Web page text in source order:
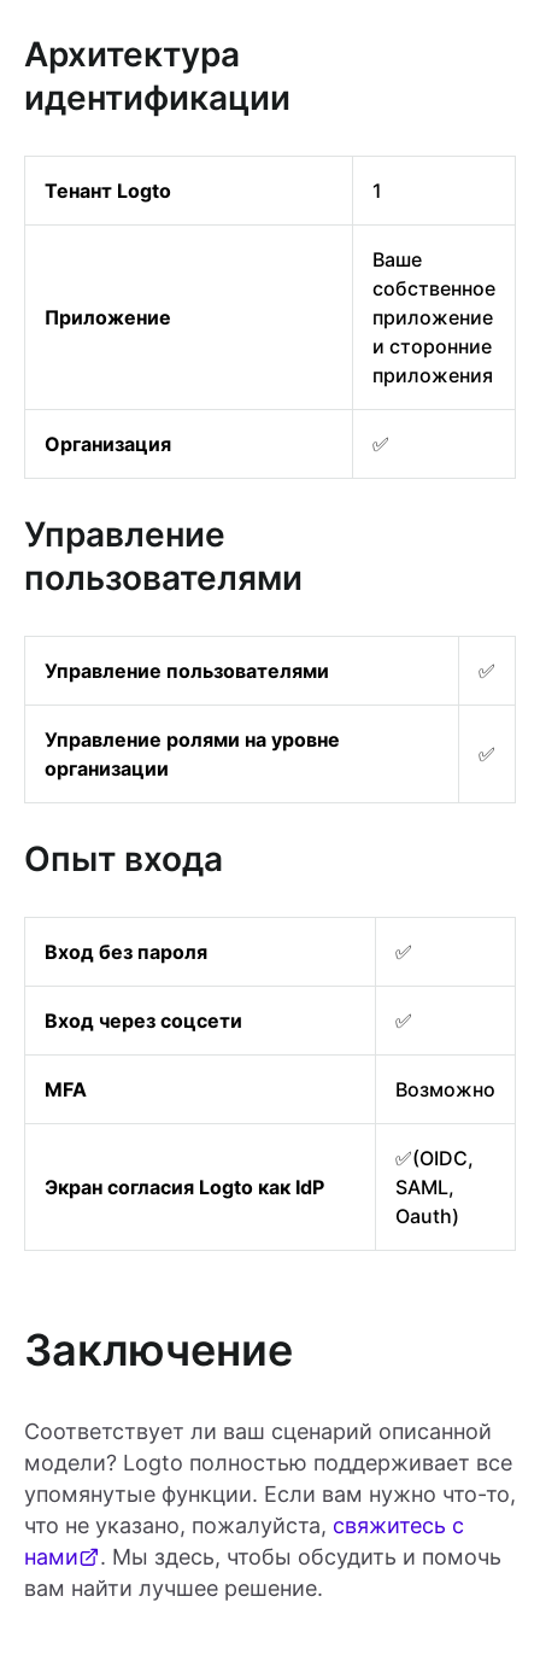
Архитектура
идентификации
Тенант Logto 1
Приложение
Ваше
собственное
приложение
и сторонние
приложения
Организация ✅
Управление
пользователями
Управление пользователями ✅
Управление ролями на уровне
организации
✅
Опыт входа
Вход без пароля ✅
Вход через соцсети ✅
MFA Возможно
Экран согласия Logto как IdP
✅(OIDC,
SAML,
Oauth)
Заключение
Соответствует ли ваш сценарий описанной
модели? Logto полностью поддерживает все
упомянутые функции. Если вам нужно что-то,
что не указано, пожалуйста, свяжитесь с
нами
. Мы здесь, чтобы обсудить и помочь
вам найти лучшее решение.